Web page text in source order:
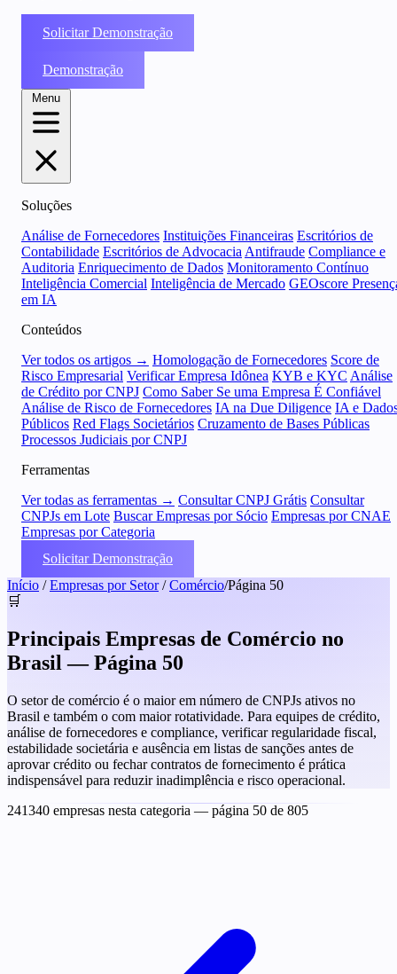
Solicitar Demonstração
Demonstração
Menu
Soluções
Análise de Fornecedores Instituições Financeiras Escritórios de
Contabilidade Escritórios de Advocacia Antifraude Compliance e
Auditoria Enriquecimento de Dados Monitoramento Contínuo
Inteligência Comercial Inteligência de Mercado GEOscore
em IA
Conteúdos
Ver todos os artigos → Homologação de Fornecedores Score de
Risco Empresarial Verificar Empresa Idônea KYB e KYC Análise
de Crédito por CNPJ Como Saber Se uma Empresa É Confiável
Análise de Risco de Fornecedores IA na Due Diligence IA e
Públicos Red Flags Societários Cruzamento de Bases Públicas
Processos Judiciais por CNPJ
Ferramentas
Ver todas as ferramentas → Consultar CNPJ Grátis Consultar
CNPJs em Lote Buscar Empresas por Sócio Empresas por CNAE
Empresas por Categoria
Solicitar Demonstração
Início / Empresas por Setor / Comércio/Página 50
🛒
Principais Empresas de Comércio no
Brasil — Página 50
O setor de comércio é o maior em número de CNPJs ativos no
Brasil e também o com maior rotatividade. Para equipes de crédito,
análise de fornecedores e compliance, verificar regularidade fiscal,
estabilidade societária e ausência em listas de sanções antes de
aprovar crédito ou fechar contratos de fornecimento é prática
indispensável para reduzir inadimplência e risco operacional.
241340 empresas nesta categoria — página 50 de 805